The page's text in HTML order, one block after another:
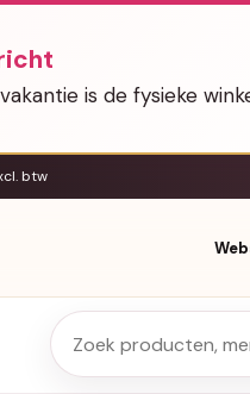
is de fysieke
btw